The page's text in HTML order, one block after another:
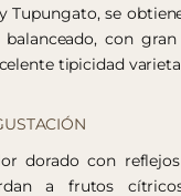
Tupungato, se
con
tipicidad
dorado con
a frutos